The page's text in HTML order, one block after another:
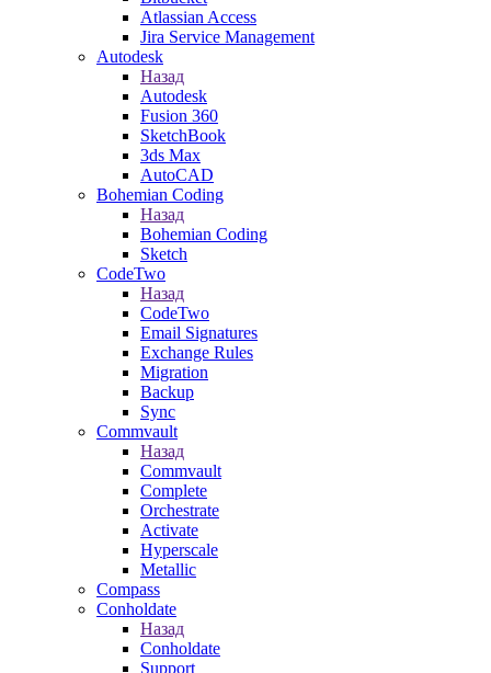
Atlassian Access
Jira Service Management
Autodesk
Назад
Autodesk
Fusion 360
SketchBook
3ds Max
AutoCAD
Bohemian Coding
Назад
Bohemian Coding
Sketch
CodeTwo
Назад
CodeTwo
Email Signatures
Exchange Rules
Migration
Backup
Sync
Commvault
Назад
Commvault
Complete
Orchestrate
Activate
Hyperscale
Metallic
Compass
Conholdate
Назад
Conholdate
Support